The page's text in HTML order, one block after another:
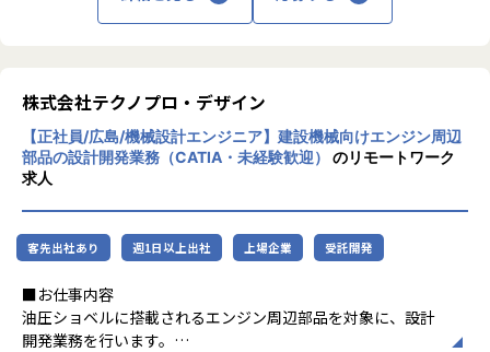
・ 評価品の準備・検証補助
■募集背景
電動化・カーボンニュートラル対応が加速するなか、製品設
計の品質向上と原価低減を担う人材の育成が急務となってい
ます。
会社の定める業務
程プロジェクトの増加といった世の中で技術
者集団として価値提供を行うために、エンジ
ニアが生涯活躍できる環境を考え事業運営を
行っています。
株式会社テクノプロ・デザイン
【正社員/広島/機械設計エンジニア】建設機械向けエンジン周辺
部品の設計開発業務（CATIA・未経験歓迎）
のリモートワーク
求人
客先出社あり 週1日以上出社 上場企業 受託開発
■お仕事内容
油圧ショベルに搭載されるエンジン周辺部品を対象に、設計
開発業務を行います。